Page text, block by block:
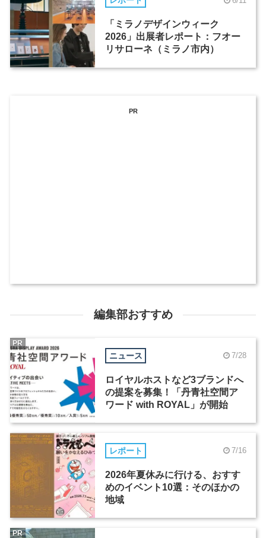
「ミラノデザインウィーク
2026」出展者レポート：フオー
リサローネ（ミラノ市内）
PR
編集部おすすめ
ニュース 7/28
ロイヤルホストなど3ブランドへ
の提案を募集！「丹青社空間ア
ワード with ROYAL」が開始
PR
レポート 7/16
2026年夏休みに行ける、おすす
めのイベント10選：そのほかの
地域
PR